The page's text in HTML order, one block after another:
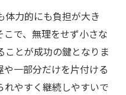
体力的にも負担が大き
で、無理をせず小さな
ことが成功の鍵となりま
一部分だけを片付ける
れやすく継続しやすいで